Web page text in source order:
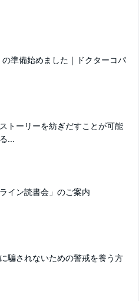
準備始めました｜ドクターコパ
ストーリーを紡ぎだすことが可能
...
イン読書会」のご案内
騙されないための警戒を養う方